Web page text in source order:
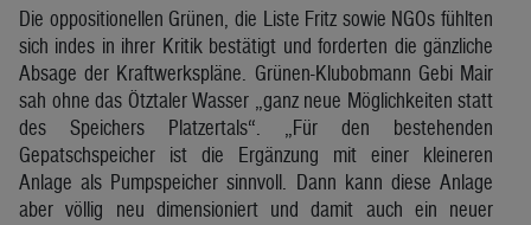
Die oppositionellen Grünen, die Liste Fritz sowie NGOs fühlten
sich indes in ihrer Kritik bestätigt und forderten die gänzliche
Absage der Kraftwerkspläne. Grünen-Klubobmann Gebi Mair
sah ohne das Ötztaler Wasser „ganz neue Möglichkeiten statt
des Speichers Platzertals“. „Für den bestehenden
Gepatschspeicher ist die Ergänzung mit einer kleineren
Anlage als Pumpspeicher sinnvoll. Dann kann diese Anlage
aber völlig neu dimensioniert und damit auch ein neuer